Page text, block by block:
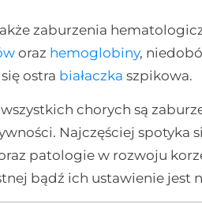
zaburzenia
oraz hemoglobiny,
ostra białaczka szpikowa.
chorych są
Najczęściej spotyka
patologie w rozwoju
bądź ich ustawienie jest